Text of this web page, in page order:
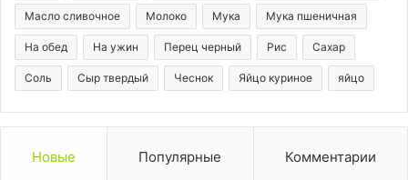
Масло сливочное Молоко Мука Мука пшеничная
На обед На ужин Перец черный Рис Сахар
Соль Сыр твердый Чеснок Яйцо куриное яйцо
Новые Популярные Комментарии